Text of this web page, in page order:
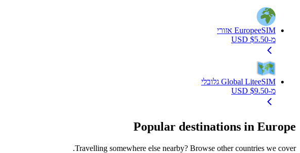
EuropeeSIM אזורי
מ-
$5.50
USD
Global LiteeSIM גלובלי
מ-
$9.50
USD
Popular destinations in Europe
Travelling somewhere else nearby? Browse other countries we cover.